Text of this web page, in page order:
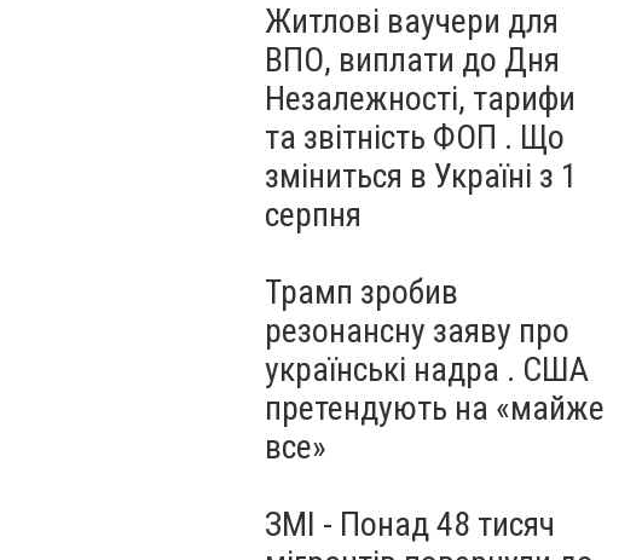
Житлові ваучери для
ВПО, виплати до Дня
Незалежності, тарифи
та звітність ФОП . Що
зміниться в Україні з 1
серпня
Трамп зробив
резонансну заяву про
українські надра . США
претендують на «майже
все»
ЗМІ - Понад 48 тисяч